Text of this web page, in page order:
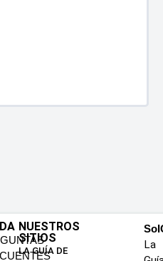
NUESTROS
SITIOS
LA GUÍA DE
La